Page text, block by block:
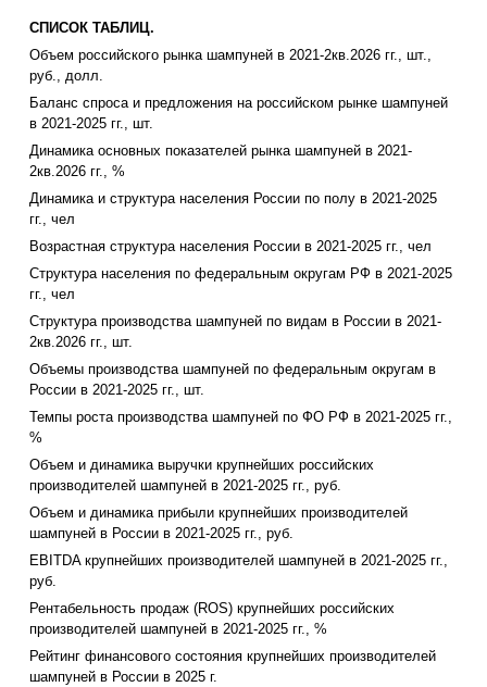
СПИСОК ТАБЛИЦ.
Объем российского рынка шампуней в 2021-2кв.2026 гг., шт.,
руб., долл.
Баланс спроса и предложения на российском рынке шампуней
в 2021-2025 гг., шт.
Динамика основных показателей рынка шампуней в 2021-
2кв.2026 гг., %
Динамика и структура населения России по полу в 2021-2025
гг., чел
Возрастная структура населения России в 2021-2025 гг., чел
Структура населения по федеральным округам РФ в 2021-2025
гг., чел
Структура производства шампуней по видам в России в 2021-
2кв.2026 гг., шт.
Объемы производства шампуней по федеральным округам в
России в 2021-2025 гг., шт.
Темпы роста производства шампуней по ФО РФ в 2021-2025 гг.,
%
Объем и динамика выручки крупнейших российских
производителей шампуней в 2021-2025 гг., руб.
Объем и динамика прибыли крупнейших производителей
шампуней в России в 2021-2025 гг., руб.
EBITDA крупнейших производителей шампуней в 2021-2025 гг.,
руб.
Рентабельность продаж (ROS) крупнейших российских
производителей шампуней в 2021-2025 гг., %
Рейтинг финансового состояния крупнейших производителей
шампуней в России в 2025 г.